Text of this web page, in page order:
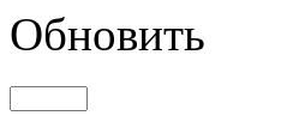
Обновить